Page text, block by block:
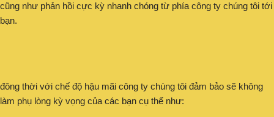
cũng như phản hồi cực kỳ nhanh chóng từ phía công ty chúng tôi tới
bạn.
đông thời với chế độ hậu mãi công ty chúng tôi đảm bảo sẽ không
làm phụ lòng kỳ vọng của các bạn cụ thể như: